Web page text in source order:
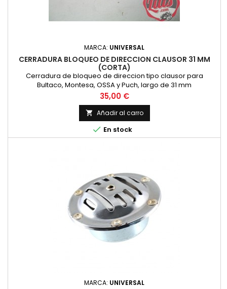
MARCA: UNIVERSAL
CERRADURA BLOQUEO DE DIRECCION CLAUSOR 31 MM
(CORTA)
Cerradura de bloqueo de direccion tipo clausor para
Bultaco, Montesa, OSSA y Puch, largo de 31 mm
Precio
35,00 €
 Añadir al carro
 En stock
MARCA: UNIVERSAL